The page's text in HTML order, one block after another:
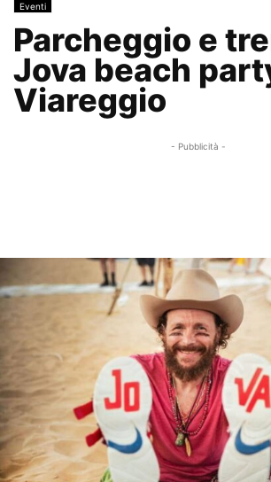
Eventi
Parcheggio e
Jova beach
Viareggio
- Pubblicità -